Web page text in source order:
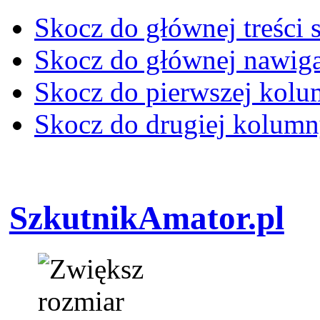
Skocz do głównej treści
Skocz do głównej
Skocz do pierwszej
Skocz do drugiej
SzkutnikAmator.pl